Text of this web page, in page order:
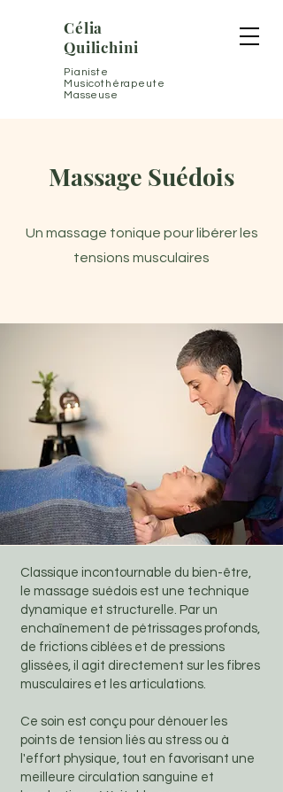
Célia
Quilichini
Pianiste
Musicothérapeute
Masseuse
Massage Suédois
Un massage tonique pour libérer les
tensions musculaires
Classique incontournable du bien-être,
le massage suédois est une technique
dynamique et structurelle. Par un
enchaînement de pétrissages profonds,
de frictions ciblées et de pressions
glissées, il agit directement sur les fibres
musculaires et les articulations.
Ce soin est conçu pour dénouer les
points de tension liés au stress ou à
l'effort physique, tout en favorisant une
meilleure circulation sanguine et